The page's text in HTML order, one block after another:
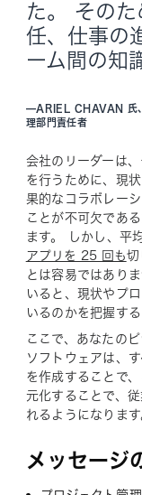
た。 その
任、仕事の
ーム間の知
—ARIEL CHAVAN 氏
理部門責任者
会社のリーダーは
を行うために、現
果的なコラボレー
ことが不可欠であ
ます。 しかし、平
アプリを 25 回も切
とは容易ではあり
いると、現状やプ
いるのかを把握す
ここで、あなたの
ソフトウェアは、
を作成することで
元化することで、
れるようになります
メッセージ